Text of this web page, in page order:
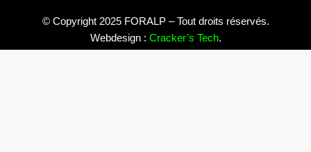
© Copyright 2025 FORALP – Tout droits réservés.
Webdesign : Cracker’s Tech.